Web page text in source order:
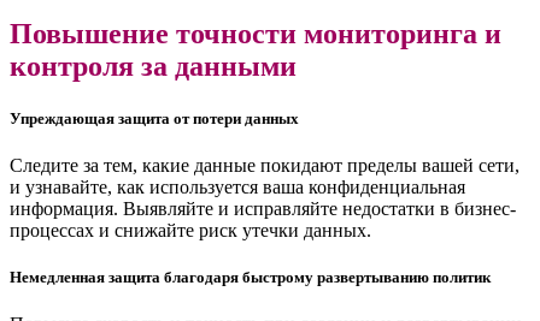
Повышение точности мониторинга и
контроля за данными
Упреждающая защита от потери данных
Следите за тем, какие данные покидают пределы вашей сети,
и узнавайте, как используется ваша конфиденциальная
информация. Выявляйте и исправляйте недостатки в бизнес-
процессах и снижайте риск утечки данных.
Немедленная защита благодаря быстрому развертыванию политик